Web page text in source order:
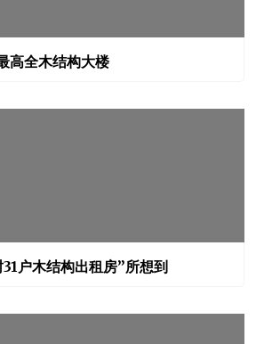
高全木结构大楼
户木结构出租房”所想到